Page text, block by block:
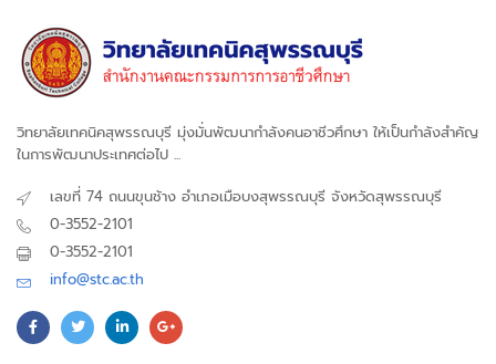
วิทยาลัยเทคนิคสุพรรณบุรี มุ่งมั่นพัฒนากำลังคนอาชีวศึกษา ให้เป็นกำลังสำคัญ
ในการพัฒนาประเทศต่อไป ...
เลขที่ 74 ถนนขุนช้าง อำเภอเมือบงสุพรรณบุรี จังหวัดสุพรรณบุรี
0-3552-2101
0-3552-2101
info@stc.ac.th